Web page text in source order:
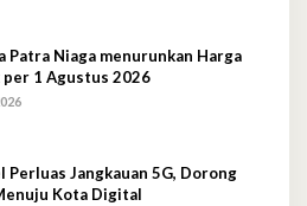
Patra Niaga menurunkan Harga
per 1 Agustus 2026
Perluas Jangkauan 5G, Dorong
Kota Digital